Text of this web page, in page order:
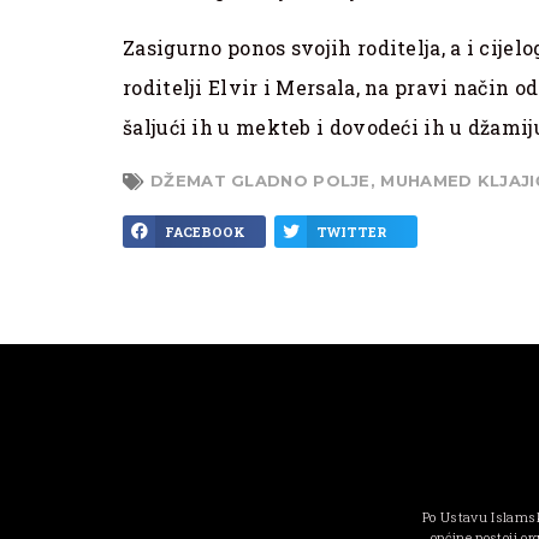
Zasigurno ponos svojih roditelja, a i
roditelji Elvir i Mersala, na pravi način
šaljući ih u mekteb i dovodeći ih u
DŽEMAT GLADNO POLJE, MUHAMED
FACEBOOK TWITTER
Po Ustavu